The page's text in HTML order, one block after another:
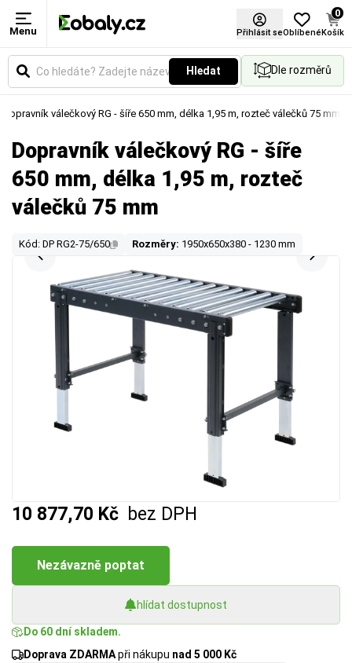
Menu Přihlásit seOblíbené
0
Košík
Hledat Dle rozměrů
Dopravník válečkový RG - šíře 650 mm, délka 1,95 m, rozteč válečků 75 mm
Dopravník válečkový RG - šíře
650 mm, délka 1,95 m, rozteč
válečků 75 mm
Kód: DP RG2-75/650 Rozměry: 1950x650x380 - 1230 mm
10 877,70 Kč bez DPH
Nezávazně poptat
hlídat dostupnost
Do 60 dní skladem.
Doprava ZDARMApři nákupu nad 5 000 Kč